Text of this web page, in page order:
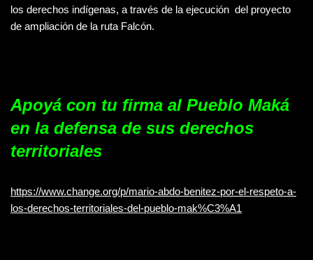
los derechos indígenas, a través de la ejecución del proyecto
de ampliación de la ruta Falcón.
Apoyá con tu firma al Pueblo Maká
en la defensa de sus derechos
territoriales
https://www.change.org/p/mario-abdo-benitez-por-el-respeto-a-
los-derechos-territoriales-del-pueblo-mak%C3%A1